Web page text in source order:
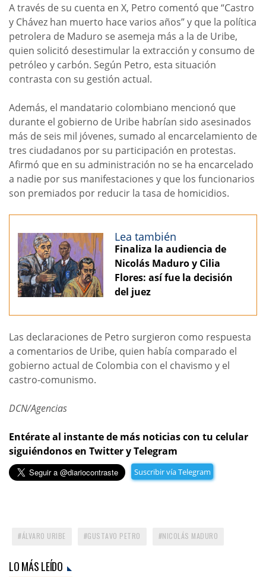
A través de su cuenta en X, Petro comentó que “Castro
y Chávez han muerto hace varios años” y que la política
petrolera de Maduro se asemeja más a la de Uribe,
quien solicitó desestimular la extracción y consumo de
petróleo y carbón. Según Petro, esta situación
contrasta con su gestión actual.
Además, el mandatario colombiano mencionó que
durante el gobierno de Uribe habrían sido asesinados
más de seis mil jóvenes, sumado al encarcelamiento de
tres ciudadanos por su participación en protestas.
Afirmó que en su administración no se ha encarcelado
a nadie por sus manifestaciones y que los funcionarios
son premiados por reducir la tasa de homicidios.
Lea también
Finaliza la audiencia de
Nicolás Maduro y Cilia
Flores: así fue la decisión
del juez
Las declaraciones de Petro surgieron como respuesta
a comentarios de Uribe, quien había comparado el
gobierno actual de Colombia con el chavismo y el
castro-comunismo.
DCN/Agencias
Entérate al instante de más noticias con tu celular
siguiéndonos en Twitter y Telegram
Suscribir vía Telegram
ÁLVARO URIBE GUSTAVO PETRO NICOLÁS MADURO
LO MÁS LEÍDO